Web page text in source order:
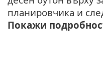
планировчика и
Покажи